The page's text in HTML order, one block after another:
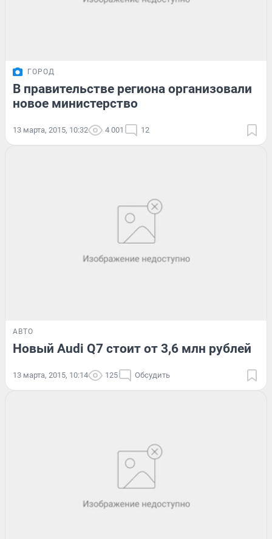
ГОРОД
В правительстве региона организовали
новое министерство
13 марта, 2015, 10:32 4 001 12
АВТО
Новый Audi Q7 стоит от 3,6 млн рублей
13 марта, 2015, 10:14 125 Обсудить